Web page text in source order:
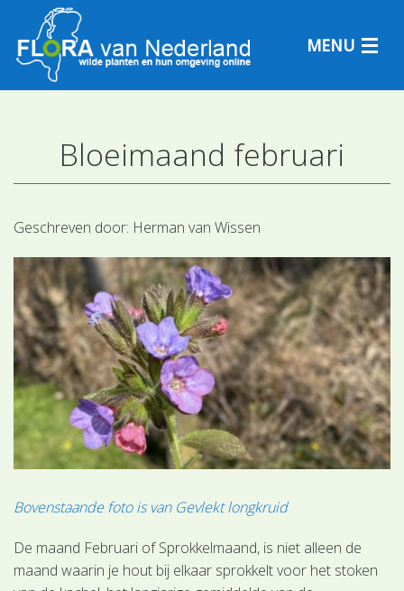
MENU
Plantensoorten
Plantengemeenschappen
Determineren
Bloeimaand februari
Geschreven door: Herman van Wissen
Bovenstaande foto is van Gevlekt longkruid
De maand Februari of Sprokkelmaand, is niet alleen de
maand waarin je hout bij elkaar sprokkelt voor het stoken